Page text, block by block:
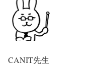
CANIT先生